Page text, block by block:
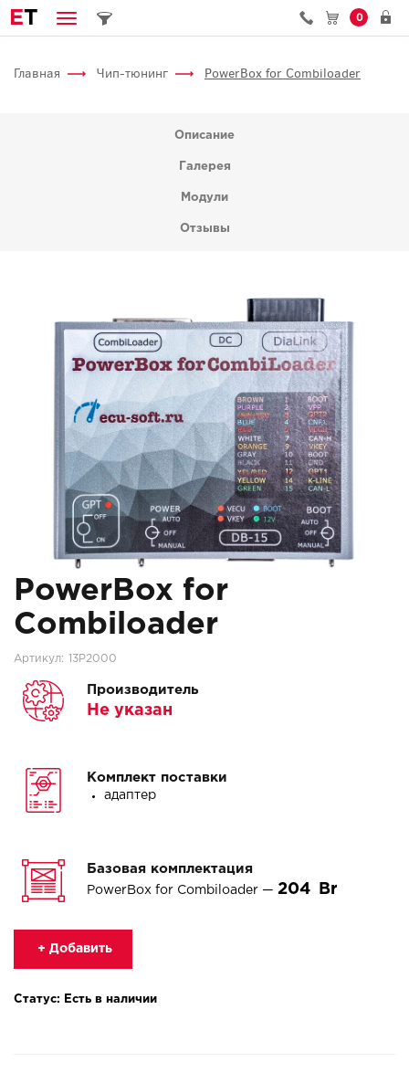
ET 0
Главная Чип-тюнинг PowerBox for Combiloader
Описание
Галерея
Модули
Отзывы
PowerBox for
Combiloader
Артикул: 13P2000
Производитель
Не указан
Комплект поставки
адаптер
Базовая комплектация
PowerBox for Combiloader — 204
+ Добавить
Статус: Есть в наличии